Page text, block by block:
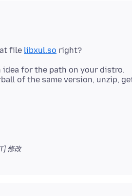
file libxul.so right?
idea for the path on your distro.
of the same version, unzip,
修改